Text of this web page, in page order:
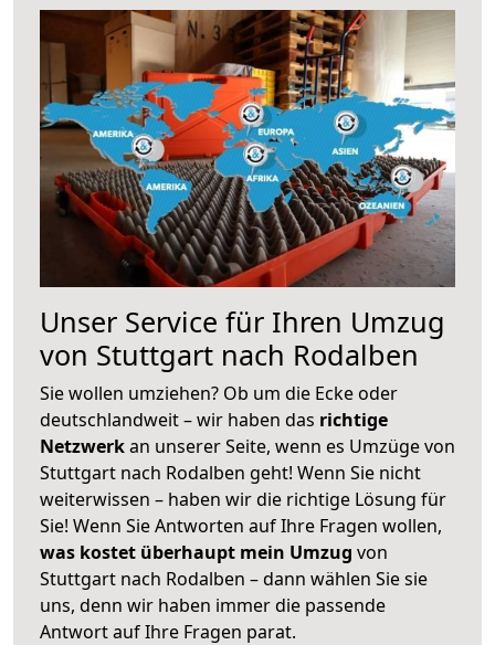
Unser Service für Ihren Umzug
von Stuttgart nach Rodalben
Sie wollen umziehen? Ob um die Ecke oder
deutschlandweit – wir haben das richtige
Netzwerkan unserer Seite, wenn es Umzüge von
Stuttgart nach Rodalben geht! Wenn Sie nicht
weiterwissen – haben wir die richtige Lösung für
Sie! Wenn Sie Antworten auf Ihre Fragen wollen,
was kostet überhaupt mein Umzug von
Stuttgart nach Rodalben – dann wählen Sie sie
uns, denn wir haben immer die passende
Antwort auf Ihre Fragen parat.